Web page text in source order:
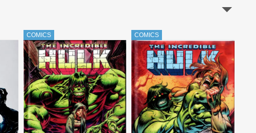
COMICS COMICS